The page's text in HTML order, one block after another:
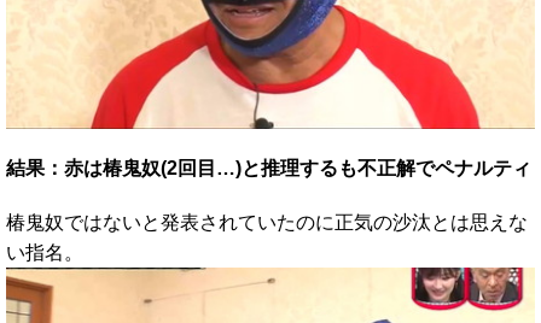
結果：赤は椿鬼奴(2回目…)と推理するも不正解でペナルティ
椿鬼奴ではないと発表されていたのに正気の沙汰とは思えな
い指名。